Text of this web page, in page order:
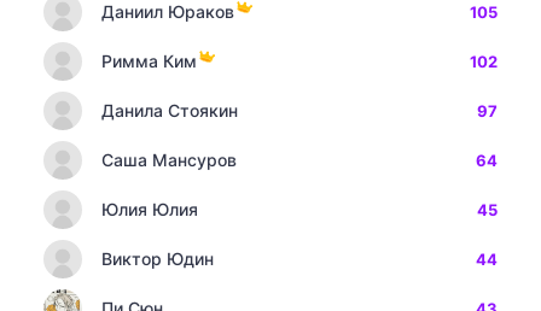
Даниил Юраков 105
Римма Ким 102
Данила Стоякин 97
Саша Мансуров 64
Юлия Юлия 45
Виктор Юдин 44